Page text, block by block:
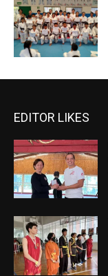
EDITOR LIKES